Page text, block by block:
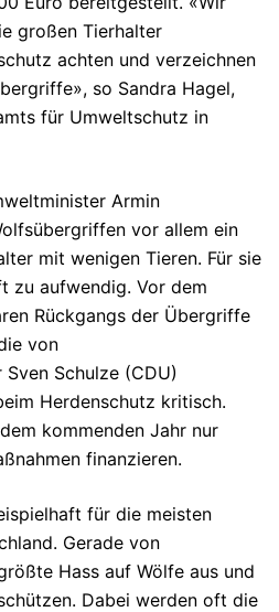
großen Tierhalter
achten und verzeichnen
so Sandra Hagel,
für Umweltschutz in
Armin
vor allem ein
mit wenigen Tieren. Für sie
zu aufwendig. Vor dem
Rückgangs der Übergriffe
von
Schulze (CDU)
Herdenschutz kritisch.
kommenden Jahr nur
finanzieren.
für die meisten
Gerade von
Hass auf Wölfe aus und
Dabei werden oft die